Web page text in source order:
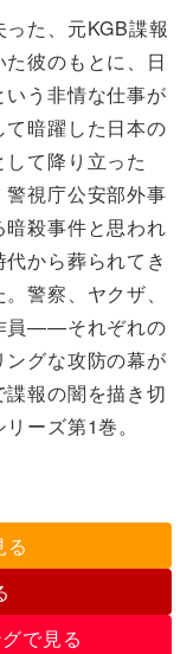
た、元KGB諜報
彼のもとに、日
う非情な仕事が
暗躍した日本の
て降り立った
視庁公安部外事
殺事件と思われ
から葬られてき
警察、ヤクザ、
員——それぞれの
グな攻防の幕が
報の闇を描き切
ーズ第1巻。
る
で見る